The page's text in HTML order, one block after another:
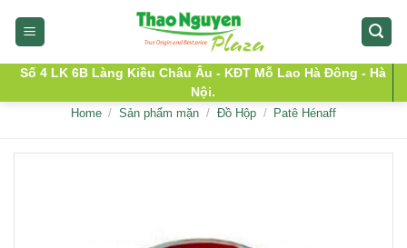
Số 4 LK 6B Làng Kiều Châu Âu - KĐT Mỗ Lao Hà Đông - Hà
Nội.
Home / Sản phẩm mặn / Đồ Hộp / Patê Hénaff